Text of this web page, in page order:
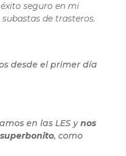
éxito seguro en mi
de trasteros.
desde el primer día
en las LES ynos
, como